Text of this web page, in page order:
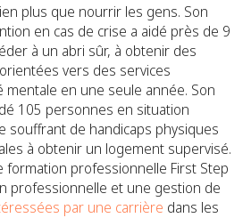
plus que nourrir les gens. Son
en cas de crise a aidé près de 9
à un abri sûr, à obtenir des
vers des services
en une seule année. Son
105 personnes en situation
souffrant de handicaps physiques
à obtenir un logement supervisé.
formation professionnelle First Step
professionnelle et une gestion de
par une carrière dans les